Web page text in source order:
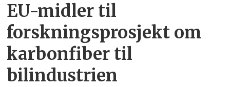
EU-midler til
forskningsprosjekt om
karbonfiber til
bilindustrien